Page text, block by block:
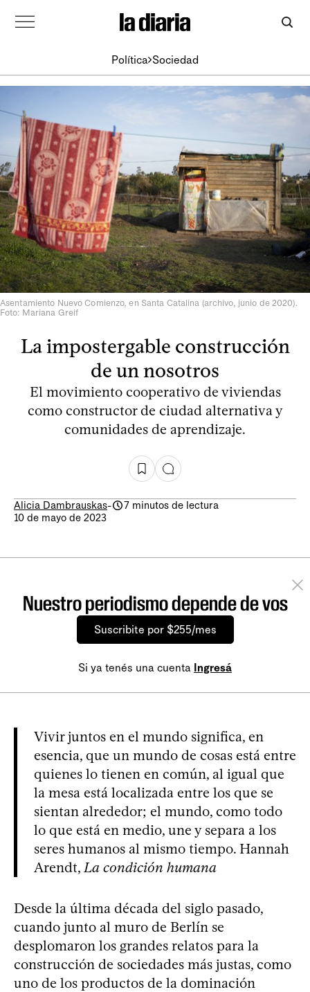
Política Sociedad
Asentamiento Nuevo Comienzo, en Santa Catalina (archivo, junio de 2020).
Foto: Mariana Greif
La impostergable construcción
de un nosotros
El movimiento cooperativo de viviendas
como constructor de ciudad alternativa y
comunidades de aprendizaje.
Alicia Dambrauskas-
7 minutos de lectura
10 de mayo de 2023
Nuestro periodismo depende de vos
Suscribite por $255/mes
Si ya tenés una cuenta Ingresá
Vivir juntos en el mundo significa, en
esencia, que un mundo de cosas está entre
quienes lo tienen en común, al igual que
la mesa está localizada entre los que se
sientan alrededor; el mundo, como todo
lo que está en medio, une y separa a los
seres humanos al mismo tiempo. Hannah
Arendt, La condición humana
Desde la última década del siglo pasado,
cuando junto al muro de Berlín se
desplomaron los grandes relatos para la
construcción de sociedades más justas, como
uno de los productos de la dominación